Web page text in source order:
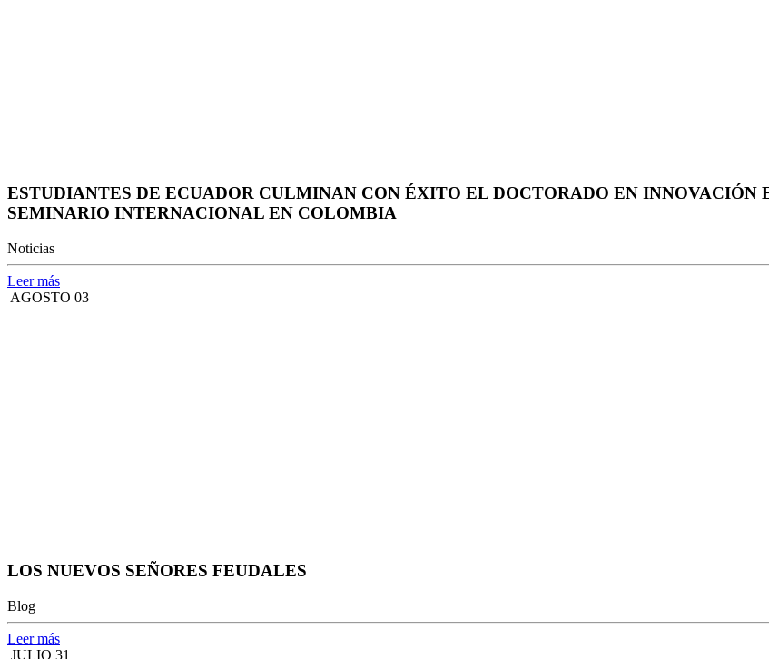
ESTUDIANTES DE ECUADOR CULMINAN CON ÉXITO EL DOCTORADO EN
SEMINARIO INTERNACIONAL EN COLOMBIA
Noticias
Leer más
AGOSTO 03
LOS NUEVOS SEÑORES FEUDALES
Blog
Leer más
JULIO 31